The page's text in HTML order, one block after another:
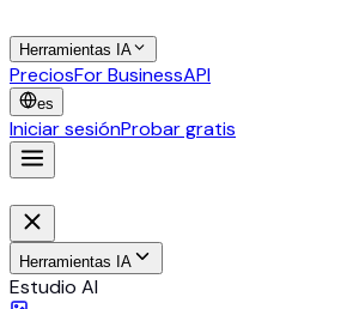
Herramientas IA
PreciosFor BusinessAPI
es
Iniciar sesiónProbar gratis
Herramientas IA
Estudio AI